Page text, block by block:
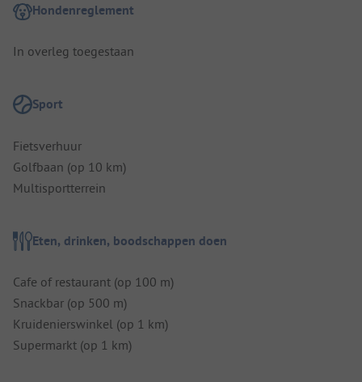
Hondenreglement
In overleg toegestaan
Sport
Fietsverhuur
Golfbaan (op 10 km)
Multisportterrein
Eten, drinken, boodschappen doen
Cafe of restaurant (op 100 m)
Snackbar (op 500 m)
Kruidenierswinkel (op 1 km)
Supermarkt (op 1 km)